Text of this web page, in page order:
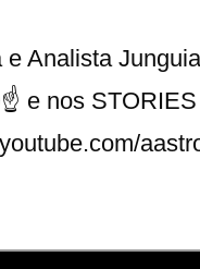
Analista
e nos